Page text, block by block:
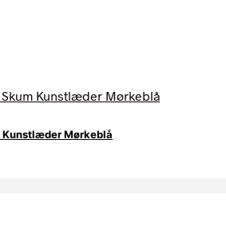
kr..
Kunstlæder Mørkeblå